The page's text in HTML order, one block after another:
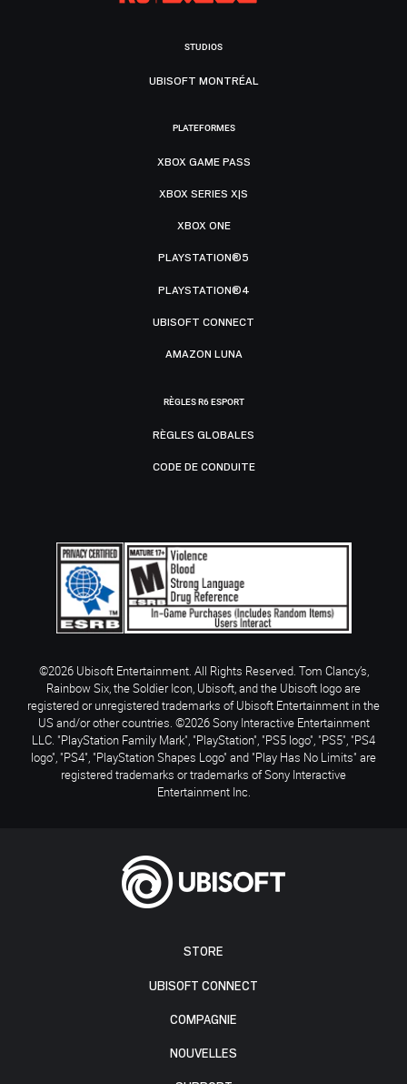
STORE
UBISOFT CONNECT
COMPAGNIE
NOUVELLES
STUDIOS
UBISOFT MONTRÉAL
PLATEFORMES
XBOX GAME PASS
XBOX SERIES X|S
XBOX ONE
PLAYSTATION®5
PLAYSTATION®4
UBISOFT CONNECT
AMAZON LUNA
RÈGLES R6 ESPORT
RÈGLES GLOBALES
CODE DE CONDUITE
©2026 Ubisoft Entertainment. All Rights Reserved. Tom Clancy’s,
Rainbow Six, the Soldier Icon, Ubisoft, and the Ubisoft logo are
registered or unregistered trademarks of Ubisoft Entertainment in the
US and/or other countries. ©2026 Sony Interactive Entertainment
LLC. "PlayStation Family Mark", "PlayStation", "PS5 logo", "PS5", "PS4
logo", "PS4", "PlayStation Shapes Logo" and "Play Has No Limits" are
registered trademarks or trademarks of Sony Interactive
Entertainment Inc.